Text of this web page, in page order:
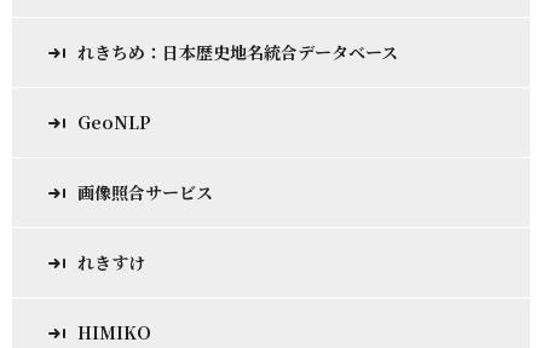
れきちめ：日本歴史地名統合データベース
GeoNLP
画像照合サービス
れきすけ
HIMIKO